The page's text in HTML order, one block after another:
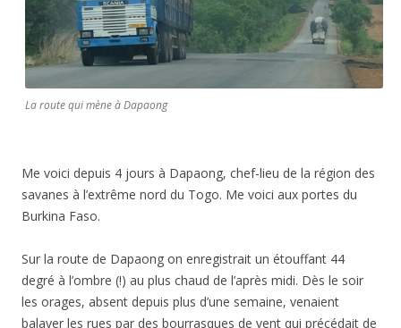
La route qui mène à Dapaong
Me voici depuis 4 jours à Dapaong, chef-lieu de la région des
savanes à l’extrême nord du Togo. Me voici aux portes du
Burkina Faso.
Sur la route de Dapaong on enregistrait un étouffant 44
degré à l’ombre (!) au plus chaud de l’après midi. Dès le soir
les orages, absent depuis plus d’une semaine, venaient
balayer les rues par des bourrasques de vent qui précédait de